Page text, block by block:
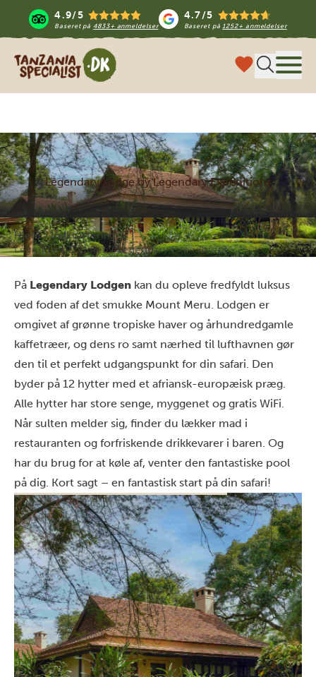
4.9/5
Baseret på 4833+ anmeldelser
4.7/5
Baseret på1252+ anmeldelser
Tanzania Specialist
Legendary Lodge by Legendary Expeditions
Hjem
Indkvartering
Legendary Lodge by Legendary Expeditions
På Legendary Lodgen kan du opleve fredfyldt luksus
ved foden af det smukke Mount Meru. Lodgen er
omgivet af grønne tropiske haver og århundredgamle
kaffetræer, og dens ro samt nærhed til lufthavnen gør
den til et perfekt udgangspunkt for din safari. Den
byder på 12 hytter med et afriansk-europæisk præg.
Alle hytter har store senge, myggenet og gratis WiFi.
Når sulten melder sig, finder du lækker mad i
restauranten og forfriskende drikkevarer i baren. Og
har du brug for at køle af, venter den fantastiske pool
på dig. Kort sagt – en fantastisk start på din safari!